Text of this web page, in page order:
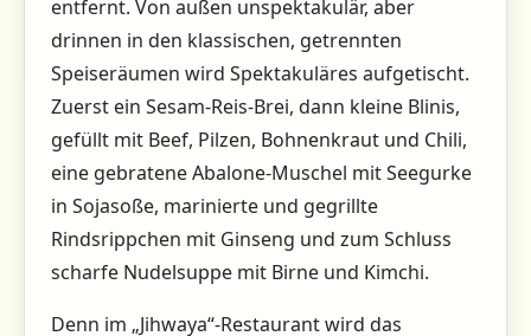
entfernt. Von außen unspektakulär, aber
drinnen in den klassischen, getrennten
Speiseräumen wird Spektakuläres aufgetischt.
Zuerst ein Sesam-Reis-Brei, dann kleine Blinis,
gefüllt mit Beef, Pilzen, Bohnenkraut und Chili,
eine gebratene Abalone-Muschel mit Seegurke
in Sojasoße, marinierte und gegrillte
Rindsrippchen mit Ginseng und zum Schluss
scharfe Nudelsuppe mit Birne und Kimchi.
Denn im „Jihwaya“-Restaurant wird das